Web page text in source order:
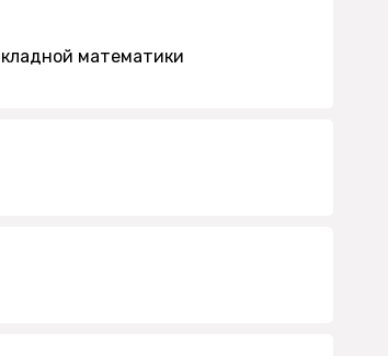
математики